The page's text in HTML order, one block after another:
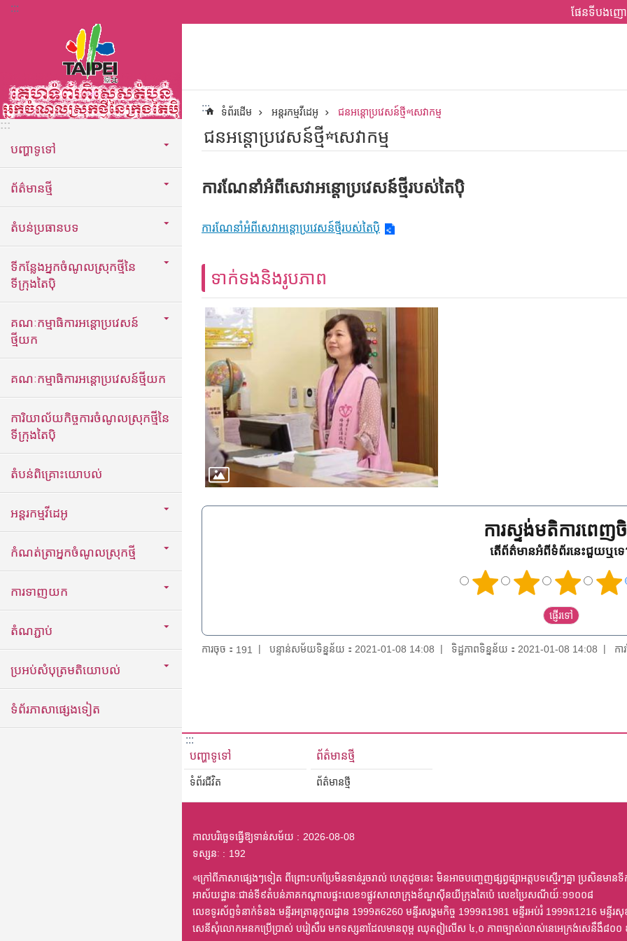
ទៅកាន់មាតិកាប្លុកមាតិកាសំខាន់
::: ផែនទីបងញោ
:::
បញ្ហាទូទៅ
ព័ត៌មានថ្មី
តំបន់ប្រធានបទ
ទីកន្លែងអ្នកចំណូលស្រុកថ្មីនៃ
ទីក្រុងតៃប៉ិ
គណៈកម្មាធិការអន្តោប្រវេសន៍
ថ្មីយក
គណៈកម្មាធិការអន្តោប្រវេសន៍ថ្មីយក
ការិយាល័យកិច្ចការចំណូលស្រុកថ្មីនៃ
ទីក្រុងតៃប៉ិ
តំបន់ពិគ្រោះយោបល់
អន្តរកម្មវីដេអូ
កំណត់ត្រាអ្នកចំណូលស្រុកថ្មី
ការទាញយក
តំណភ្ជាប់
ប្រអប់សំបុត្រមតិយោបល់
ទំព័រភាសាផ្សេងទៀត
::: ទំព័រដើម អន្តរកម្មវីដេអូ ជនអន្តោប្រវេសន៍ថ្មី☆សេវាកម្ម
ជនអន្តោប្រវេសន៍ថ្មី☆សេវាកម្ម
ការណែនាំអំពីសេវាអន្តោប្រវេសន៍ថ្មីរបស់តៃប៉ិ
ការណែនាំអំពីសេវាអន្តោប្រវេសន៍ថ្មីរបស់តៃប៉ិ
ទាក់ទងនិងរូបភាព
ការស្ទង់មតិការពេញចិ
តើព័ត៌មានអំពីទំព័រនេះជួយឬទ
ការចុច： 191 បន្ទាន់សម័យទិន្នន័យ：2021-01-08 14:08 ទិដ្ឋភាពទិន្នន័យ：2021-01-08 14:08 ក
:::
បញ្ហាទូទៅ
ទំព័រជីវិត
ព័ត៌មានថ្មី
ព័ត៌មានថ្មី
កាលបរិច្ឆេទធ្វើឱ្យទាន់សម័យ
2026-08-08
ទស្សនៈ
192
◎ក្រៅពីភាសាផ្សេងៗទៀត ពីព្រោះបកប្រែមិនទាន់រួចរាល់ ហេតុដូចនេះ មិនអាចបញ្ចេញផ្សព្វផ្សាអត្តបទស្មើរៗគ្នា ប្រសិនមានទី
អាស័យដ្ឋានៈជាន់ទី៩តំបន់ភាគកណ្តាលផ្ទះលេខ១ផ្លូវសាលាក្រុងខ័ណ្ឌស៊ីនយីក្រុងតៃប៉េ លេខប្រៃសណីយ៍ៈ១១០០៨
លេខទូរស័ព្ទទំនាក់ទំនងៈមន្ទីរអត្រានុកូលដ្ឋាន 1999ត6260 មន្ទីរសង្គមកិច្ច 1999ត1981 មន្ទីរអប់រំ 1999ត1216 មន្
សេនីសុំលោកអនកប្រើប្រាស់ បរៀសឹរេ មកទស្សនាដែលមានពុម្ព ឈុតឦលើស ៤,០ ភាពច្បាស់លាស់នេអេក្រង់សេនឹងឹ៨០០